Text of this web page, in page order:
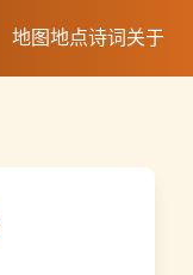
地图地点诗词 关于